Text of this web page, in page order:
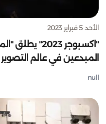
الأحد 5 فبراير 2023
المبدعين في عالم التصوير
null